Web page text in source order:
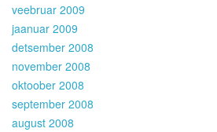
veebruar 2009
jaanuar 2009
detsember 2008
november 2008
oktoober 2008
september 2008
august 2008